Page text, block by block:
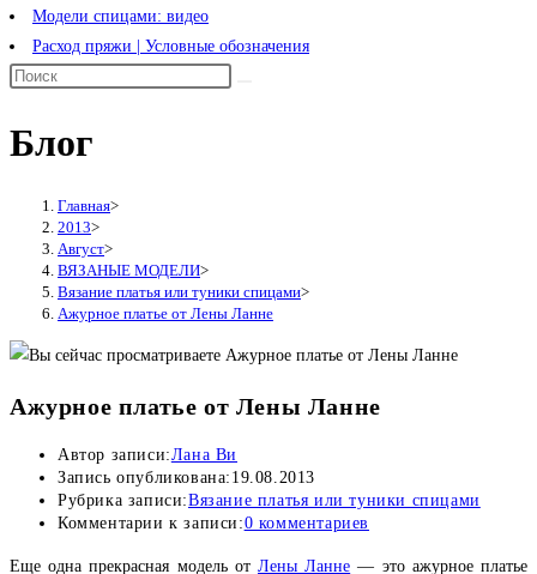
Модели спицами: видео
Расход пряжи | Условные обозначения
Блог
Главная>
2013>
Август>
ВЯЗАНЫЕ МОДЕЛИ>
Вязание платья или туники спицами>
Ажурное платье от Лены Ланне
Ажурное платье от Лены Ланне
Автор записи:Лана Ви
Запись опубликована: 19.08.2013
Рубрика записи:Вязание платья или туники спицами
Комментарии к записи:0 комментариев
Еще одна прекрасная модель от Лены Ланне — это ажурное платье